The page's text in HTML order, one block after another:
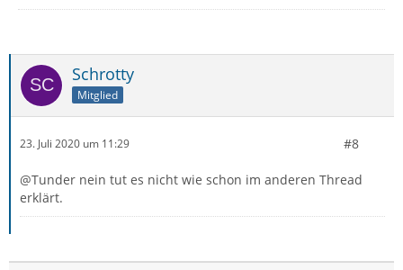
Schrotty
Mitglied
23. Juli 2020 um 11:29 #8
@Tunder nein tut es nicht wie schon im anderen Thread
erklärt.